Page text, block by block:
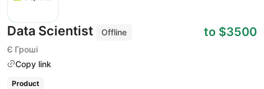
Data Scientist
Offline
Є Гроші
Copy link
to $3500
Product